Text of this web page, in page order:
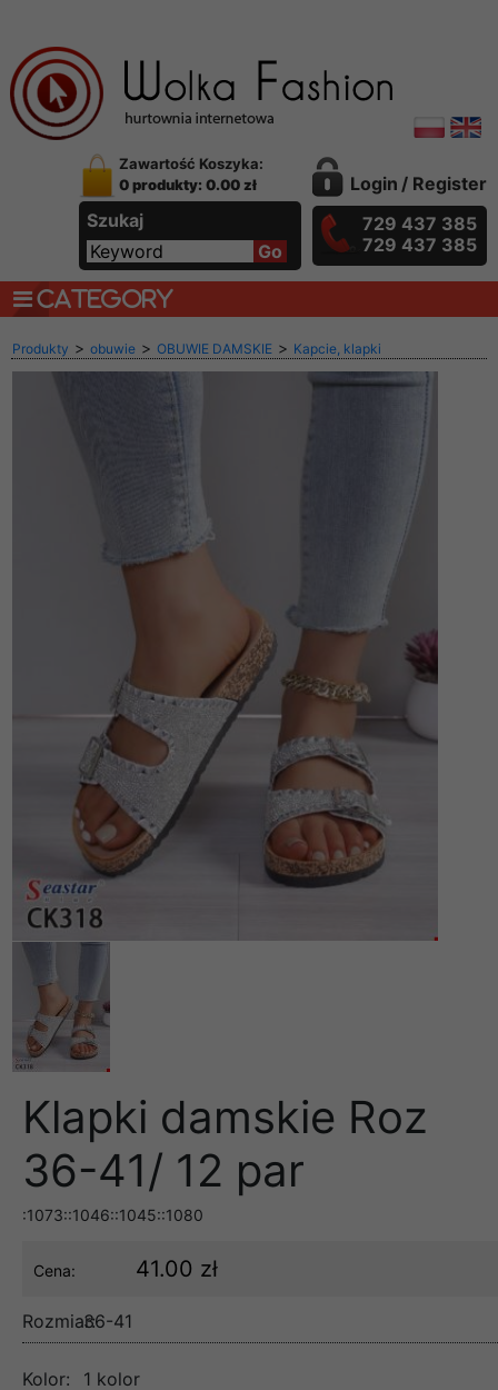
Zawartość Koszyka:
0 produkty: 0.00 zł
Szukaj
Login / Register
729 437 385
729 437 385
CATEGORY
Produkty > obuwie > OBUWIE DAMSKIE > Kapcie, klapki
Klapki damskie Roz
36-41/ 12 par
:1073::1046::1045::1080
Cena: 41.00 zł
Rozmiar:36-41
Kolor: 1 kolor